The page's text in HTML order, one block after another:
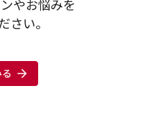
やお悩みを
さい。